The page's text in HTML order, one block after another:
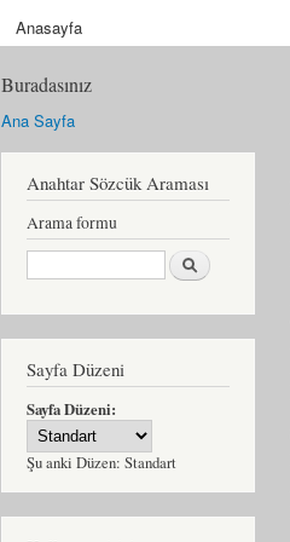
Anasayfa
Buradasınız
Ana Sayfa
Anahtar Sözcük Araması
Arama formu
Ara
Sayfa Düzeni
Sayfa Düzeni:
Şu anki Düzen: Standart